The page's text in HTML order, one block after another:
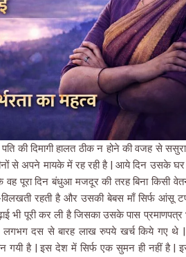
की दिमागी हालत ठीक न होने की वजह से
से अपने मायके में रह रही है | आये दिन उसके घर
पूरा दिन बंधुआ मजदूर की तरह बिना किसी
रहती है और उसकी बेबस माँ सिर्फ आंसू
भी पूरी कर ली है जिसका उसके पास
लगभग दस से बारह लाख रुपये खर्च किये गए
गयी है | इस देश में सिर्फ एक सुमन ही नहीं है |